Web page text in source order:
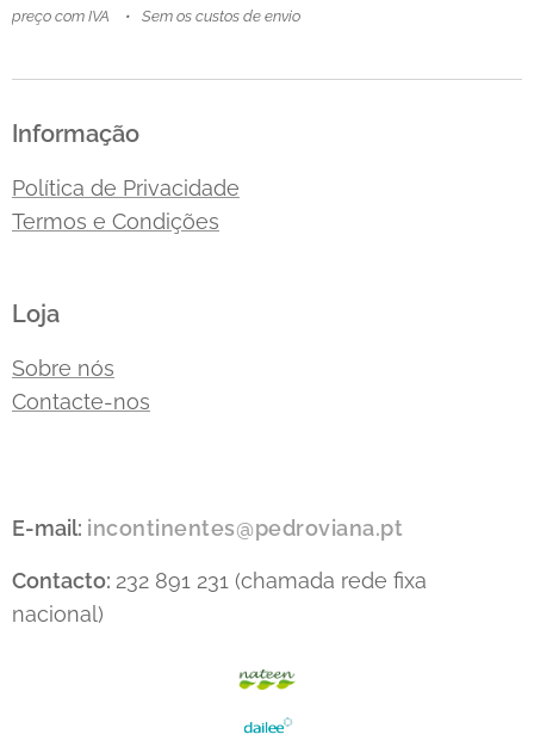
preço com IVA Sem os custos de envio
Informação
Política de Privacidade
Termos e Condições
Loja
Sobre nós
Contacte-nos
E-mail: incontinentes@pedroviana.pt
Contacto: 232 891 231 (chamada rede fixa
nacional)